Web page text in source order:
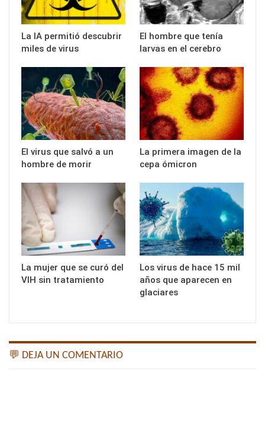
La IA permitió descubrir
miles de virus
El hombre que tenía
larvas en el cerebro
El virus que salvó a un
hombre de morir
La primera imagen de la
cepa ómicron
La mujer que se curó del
VIH sin tratamiento
Los virus de hace 15 mil
años que aparecen en
glaciares
💬 DEJA UN COMENTARIO